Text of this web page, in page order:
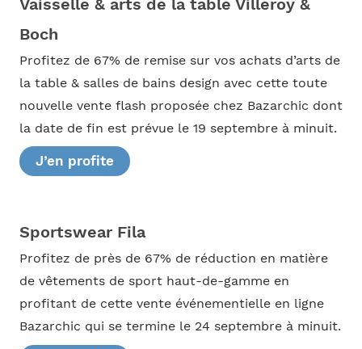
Boch
Profitez de 67% de remise sur vos achats d’arts de
la table & salles de bains design avec cette toute
nouvelle vente flash proposée chez Bazarchic dont
la date de fin est prévue le 19 septembre à minuit.
J’en profite
Sportswear Fila
Profitez de près de 67% de réduction en matière
de vêtements de sport haut-de-gamme en
profitant de cette vente événementielle en ligne
Bazarchic qui se termine le 24 septembre à minuit.